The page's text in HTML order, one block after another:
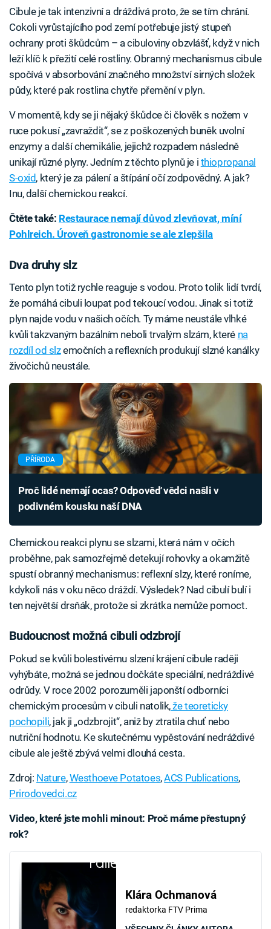
Cibule je tak intenzivní a dráždivá proto, že se tím chrání.
Cokoli vyrůstajícího pod zemí potřebuje jistý stupeň
ochrany proti škůdcům – a cibuloviny obzvlášť, když v nich
leží klíč k přežití celé rostliny. Obranný mechanismus cibule
spočívá v absorbování značného množství sirných složek
půdy, které pak rostlina chytře přemění v plyn.
V momentě, kdy se ji nějaký škůdce či člověk s nožem v
ruce pokusí „zavraždit“, se z poškozených buněk uvolní
enzymy a další chemikálie, jejichž rozpadem následně
unikají různé plyny. Jedním z těchto plynů je i thiopropanal
S-oxid, který je za pálení a štípání očí zodpovědný. A jak?
Inu, další chemickou reakcí.
Čtěte také: Restaurace nemají důvod zlevňovat, míní
Pohlreich. Úroveň gastronomie se ale zlepšila
Dva druhy slz
Tento plyn totiž rychle reaguje s vodou. Proto tolik lidí tvrdí,
že pomáhá cibuli loupat pod tekoucí vodou. Jinak si totiž
plyn najde vodu v našich očích. Ty máme neustále vlhké
kvůli takzvaným bazálním neboli trvalým slzám, které na
rozdíl od slzemočních a reflexních produkují slzné kanálky
živočichů neustále.
PŘÍRODA
Proč lidé nemají ocas? Odpověď vědci našli v
podivném kousku naší DNA
Chemickou reakci plynu se slzami, která nám v očích
proběhne, pak samozřejmě detekují rohovky a okamžitě
spustí obranný mechanismus: reflexní slzy, které roníme,
kdykoli nás v oku něco dráždí. Výsledek? Nad cibulí bulí i
ten největší drsňák, protože si zkrátka nemůže pomoct.
Budoucnost možná cibuli odzbrojí
Pokud se kvůli bolestivému slzení krájení cibule raději
vyhýbáte, možná se jednou dočkáte speciální, nedráždivé
odrůdy. V roce 2002 porozuměli japonští odborníci
chemickým procesům v cibuli natolik,že teoreticky
pochopili, jak ji „odzbrojit“, aniž by ztratila chuť nebo
nutriční hodnotu. Ke skutečnému vypěstování nedráždivé
cibule ale ještě zbývá velmi dlouhá cesta.
Zdroj: Nature,Westhoeve Potatoes,ACS Publications,
Prirodovedci.cz
Video, které jste mohli minout: Proč máme přestupný
rok?
Failed to fetch
Klára Ochmanová
redaktorka FTV Prima